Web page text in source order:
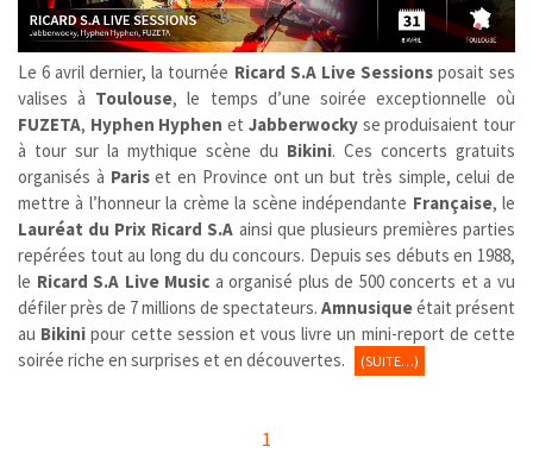
Le 6 avril dernier, la tournée Ricard S.A Live Sessionsposait ses
valises à Toulouse, le temps d’une soirée exceptionnelle où
FUZETA, Hyphen Hyphen et Jabberwockyse produisaient tour
à tour sur la mythique scène du Bikini. Ces concerts gratuits
organisés à Pariset en Province ont un but très simple, celui de
mettre à l’honneur la crème la scène indépendante Française, le
Lauréat du Prix Ricard S.A ainsi que plusieurs premières parties
repérées tout au long du du concours. Depuis ses débuts en 1988,
le Ricard S.A Live Music a organisé plus de 500 concerts et a vu
défiler près de 7 millions de spectateurs. Amnusiqueétait présent
au Bikini pour cette session et vous livre un mini-report de cette
soirée riche en surprises et en découvertes.
(SUITE…)
1